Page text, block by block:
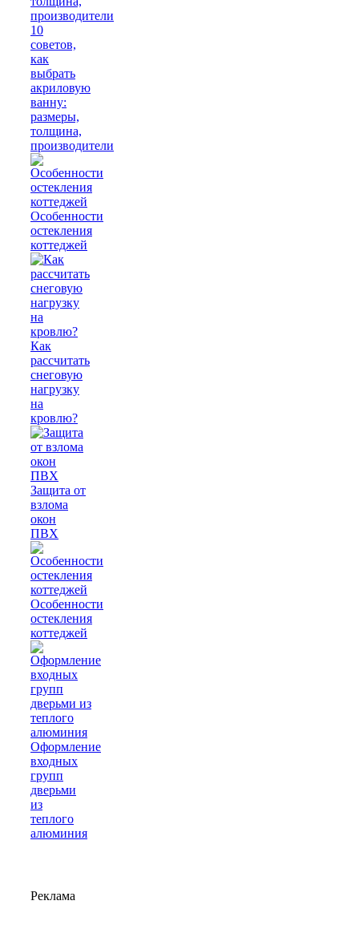
10
советов,
как
выбрать
акриловую
ванну:
размеры,
толщина,
производители
Особенности
остекления
коттеджей
Как
рассчитать
снеговую
нагрузку
на
кровлю?
Защита от
взлома
окон
ПВХ
Особенности
остекления
коттеджей
Оформление
входных
групп
дверьми
из
теплого
алюминия
Реклама